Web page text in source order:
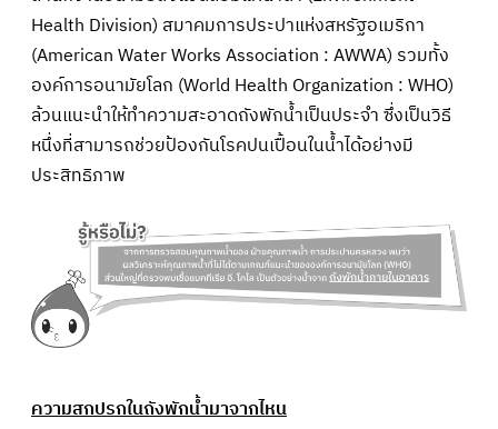
Health Division) สมาคมการประปาแห่งสหรัฐอเมริกา
(American Water Works Association : AWWA) รวมทั้ง
องค์การอนามัยโลก (World Health Organization : WHO)
ล้วนแนะนำให้ทำความสะอาดถังพักน้ำเป็นประจำ ซึ่งเป็นวิธี
หนึ่งที่สามารถช่วยป้องกันโรคปนเปื้อนในน้ำได้อย่างมี
ประสิทธิภาพ
ความสกปรกในถังพักน้ำมาจากไหน